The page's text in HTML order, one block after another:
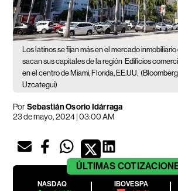
Los latinos se fijan más en el mercado
sacan sus capitales de la región Edificios
en el centro de Miami, Florida, EE.UU.
Uzcategui)
PorSebastián Osorio Idárraga
23 de mayo, 2024 | 03:00 AM
ÚLTIMAS
NASDAQ
IBOVESPA